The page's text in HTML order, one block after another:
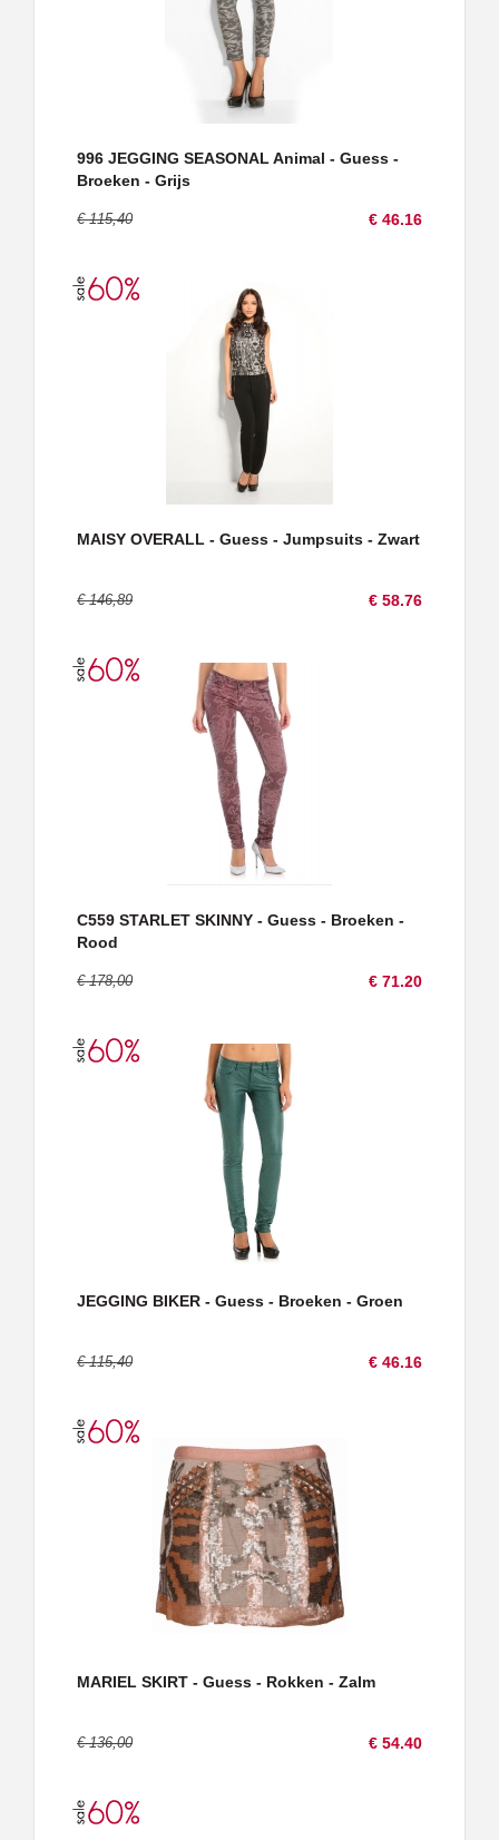
996 JEGGING SEASONAL Animal - Guess -
Broeken - Grijs
€ 115,40 € 46.16
MAISY OVERALL - Guess - Jumpsuits - Zwart
€ 146,89 € 58.76
C559 STARLET SKINNY - Guess - Broeken -
Rood
€ 178,00 € 71.20
JEGGING BIKER - Guess - Broeken - Groen
€ 115,40 € 46.16
MARIEL SKIRT - Guess - Rokken - Zalm
€ 136,00 € 54.40